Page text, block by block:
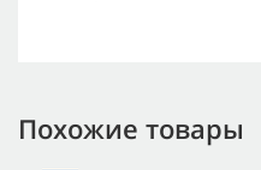
Похожие товары